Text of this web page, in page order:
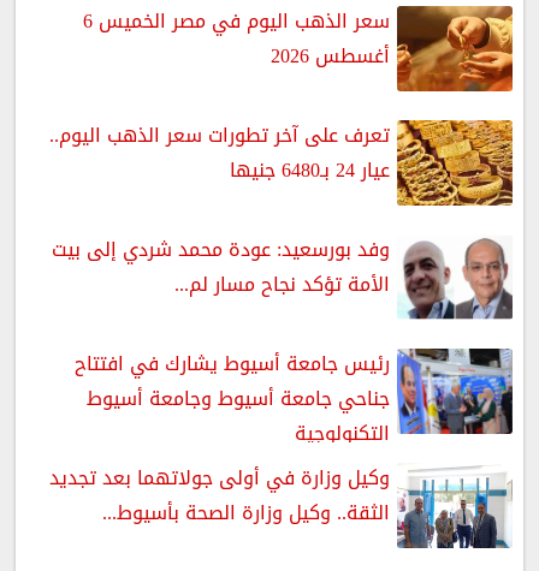
سعر الذهب اليوم في مصر الخميس 6
أغسطس 2026
تعرف على آخر تطورات سعر الذهب اليوم..
عيار 24 بـ6480 جنيها
وفد بورسعيد: عودة محمد شردي إلى بيت
الأمة تؤكد نجاح مسار لم...
رئيس جامعة أسيوط يشارك في افتتاح
جناحي جامعة أسيوط وجامعة أسيوط
التكنولوجية
وكيل وزارة في أولى جولاتهما بعد تجديد
الثقة.. وكيل وزارة الصحة بأسيوط...